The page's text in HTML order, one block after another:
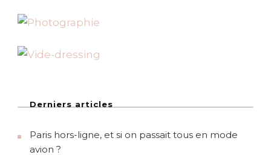
Derniers articles
Paris hors-ligne, et si on passait tous en mode
avion ?